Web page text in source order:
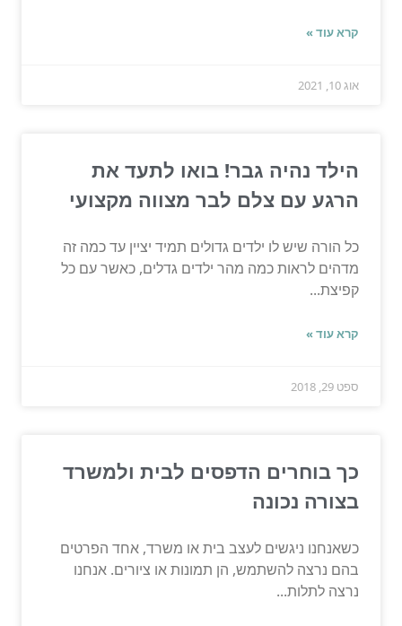
קרא עוד »
אוג 10, 2021
הילד נהיה גבר! בואו לתעד את
הרגע עם צלם לבר מצווה מקצועי
כל הורה שיש לו ילדים גדולים תמיד יציין עד כמה זה
מדהים לראות כמה מהר ילדים גדלים, כאשר עם כל
קפיצת...
קרא עוד »
ספט 29, 2018
כך בוחרים הדפסים לבית ולמשרד
בצורה נכונה
כשאנחנו ניגשים לעצב בית או משרד, אחד הפרטים
בהם נרצה להשתמש, הן תמונות או ציורים. אנחנו
נרצה לתלות...